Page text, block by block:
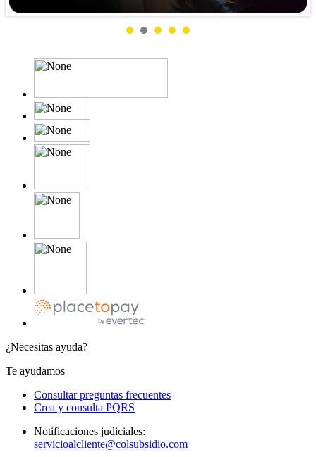
¿Necesitas ayuda?
Te ayudamos
Consultar preguntas frecuentes
Crea y consulta PQRS
Notificaciones judiciales:
servicioalcliente@colsubsidio.com